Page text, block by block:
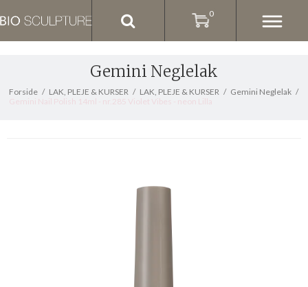
Gemini Neglelak
Forside / LAK, PLEJE & KURSER / LAK, PLEJE & KURSER / Gemini Neglelak /
Gemini Nail Polish 14ml - nr.285 Violet Vibes - neon Lilla
0